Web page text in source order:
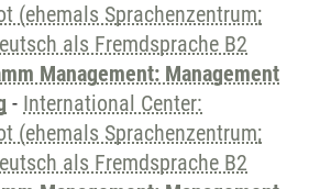
(ehemals Sprachenzentrum;
als Fremdsprache B2
Management: Management
- International Center:
(ehemals Sprachenzentrum;
als Fremdsprache B2